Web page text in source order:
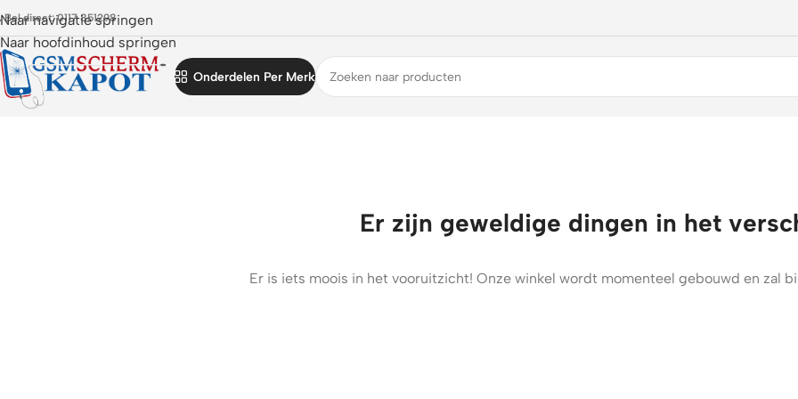
Naar navigatie springen
Naar hoofdinhoud springen
Bel direct: 0117 851298
Onderdelen Per Merk
Er zijn geweldige dingen in het
Er is iets moois in het vooruitzicht! Onze winkel wordt momenteel gebouwd en zal